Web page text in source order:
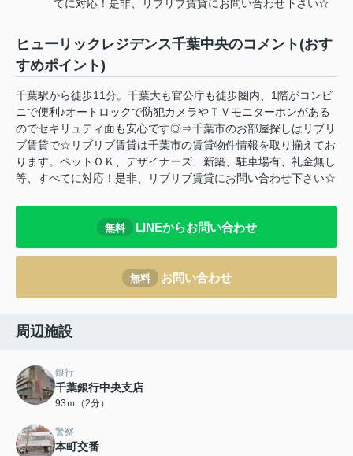
てに対応！是非、リブリブ賃貸にお問い合わせ下さい☆
ヒューリックレジデンス千葉中央のコメント(おす
すめポイント)
千葉駅から徒歩11分。千葉大も官公庁も徒歩圏内、1階がコンビ
ニで便利♪オートロックで防犯カメラやＴＶモニターホンがある
のでセキリュティ面も安心です◎⇒千葉市のお部屋探しはリブリ
ブ賃貸で☆リブリブ賃貸は千葉市の賃貸物件情報を取り揃えてお
ります。ペットＯＫ、デザイナーズ、新築、駐車場有、礼金無し
等、すべてに対応！是非、リブリブ賃貸にお問い合わせ下さい☆
無料 LINEからお問い合わせ
無料 お問い合わせ
周辺施設
銀行
千葉銀行中央支店
93ｍ（2分）
警察
本町交番